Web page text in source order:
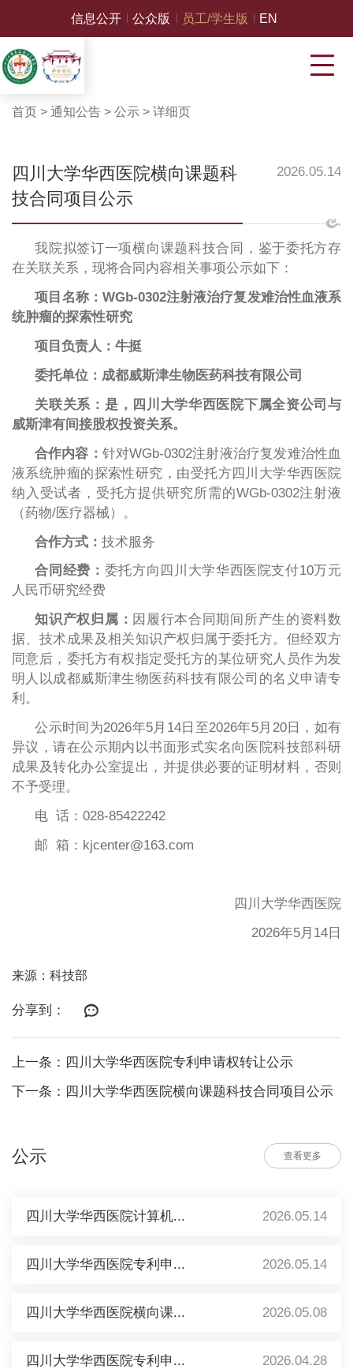
信息公开 公众版 员工/学生版 EN
首页 > 通知公告> 公示> 详细页
四川大学华西医院横向课题科
技合同项目公示
2026.05.14
我院拟签订一项横向课题科技合同，鉴于委托方存
在关联关系，现将合同内容相关事项公示如下：
项目名称： WGb-0302注射液治疗复发难治性血液系
统肿瘤的探索性研究
项目负责人：牛挺
委托单位：成都威斯津生物医药科技有限公司
关联关系： 是， 四川大学华西医院下属全资公司与
威斯津有间接股权投资关系。
合作内容： 针对WGb-0302注射液治疗复发难治性血
液系统肿瘤的探索性研究，由受托方四川大学华西医院
纳入受试者，受托方提供研究所需的WGb-0302注射液
（药物/医疗器械）。
合作方式：技术服务
合同经费： 委托方向 四川大学华西医院支付10万元
人民币研究经费
知识产权归属： 因履行本合同期间所产生的资料数
据、技术成果及相关知识产权归属于委托方。但经双方
同意后，委托方有权指定受托方的某位研究人员作为发
明人以成都威斯津生物医药科技有限公司的名义申请专
利。
公示时间为2026年5月14日至2026年5月20日，如有
异议，请在公示期内以书面形式实名向医院科技部科研
成果及转化办公室提出，并提供必要的证明材料，否则
不予受理。
电 话：028-85422242
邮 箱： kjcenter@163.com
四川大学华西医院
2026年5月14日
来源：科技部
分享到：
上一条：四川大学华西医院专利申请权转让公示
下一条：四川大学华西医院横向课题科技合同项目公示
公示 查看更多
四川大学华西医院计算机... 2026.05.14
四川大学华西医院专利申... 2026.05.14
四川大学华西医院横向课... 2026.05.08
四川大学华西医院专利申... 2026.04.28